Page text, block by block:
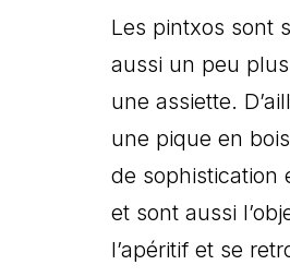
Les pintxos sont
aussi un peu
une assiette.
une pique en
de sophistication
et sont aussi
l’apéritif et se